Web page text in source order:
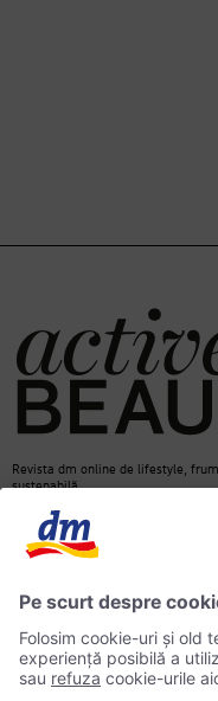
Revista dm online de lifestyle,
sustenabilă.